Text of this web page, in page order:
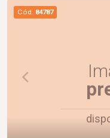
Sacada; Diferenciais: Aquecimento solar; Energia
fotovoltaica;
ambientes;
completo; Ar-condicionado;
de futebol;
Ambientes
para oferecer
Cód. 84787